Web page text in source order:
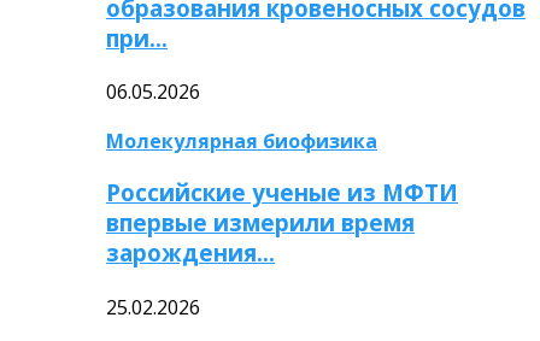
образования кровеносных сосудов
при…
06.05.2026
Молекулярная биофизика
Российские ученые из МФТИ
впервые измерили время
зарождения…
25.02.2026